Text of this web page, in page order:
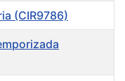
(CIR9786)